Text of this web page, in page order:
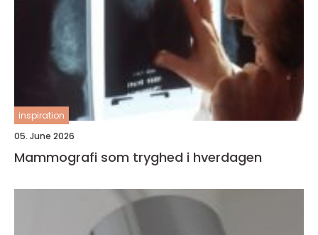
inspiration
05. June 2026
Mammografi som tryghed i hverdagen